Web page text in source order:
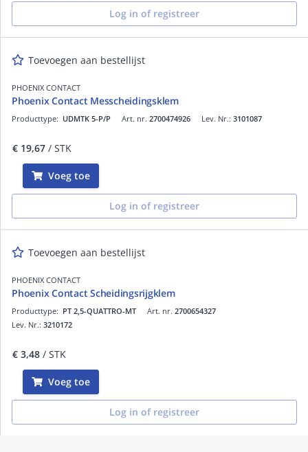
Log in of registreer
Toevoegen aan bestellijst
PHOENIX CONTACT
Phoenix Contact Messcheidingsklem
Art. nr. 2700474926
Producttype: UDMTK 5-P/P Lev. Nr.: 3101087
€ 19,67 / STK
Voeg toe
Log in of registreer
Toevoegen aan bestellijst
PHOENIX CONTACT
Phoenix Contact Scheidingsrijgklem
Art. nr. 2700654327
Producttype: PT 2,5-QUATTRO-MT
Lev. Nr.: 3210172
€ 3,48 / STK
Voeg toe
Log in of registreer